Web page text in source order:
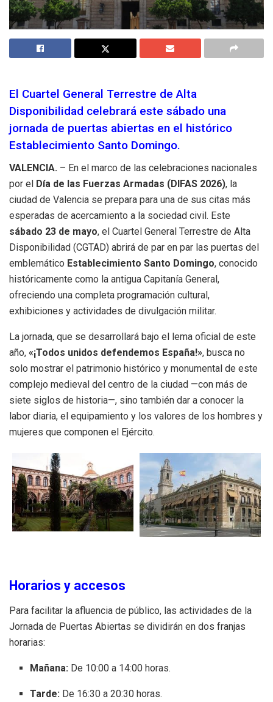
El Cuartel General Terrestre de Alta
Disponibilidad celebrará este sábado una
jornada de puertas abiertas en el histórico
Establecimiento Santo Domingo.
VALENCIA. – En el marco de las celebraciones nacionales
por el Día de las Fuerzas Armadas (DIFAS 2026), la
ciudad de Valencia se prepara para una de sus citas más
esperadas de acercamiento a la sociedad civil. Este
sábado 23 de mayo, el Cuartel General Terrestre de Alta
Disponibilidad (CGTAD) abrirá de par en par las puertas del
emblemático Establecimiento Santo Domingo, conocido
históricamente como la antigua Capitanía General,
ofreciendo una completa programación cultural,
exhibiciones y actividades de divulgación militar.
La jornada, que se desarrollará bajo el lema oficial de este
año, «¡Todos unidos defendemos España!», busca no
solo mostrar el patrimonio histórico y monumental de este
complejo medieval del centro de la ciudad —con más de
siete siglos de historia—, sino también dar a conocer la
labor diaria, el equipamiento y los valores de los hombres y
mujeres que componen el Ejército.
Horarios y accesos
Para facilitar la afluencia de público, las actividades de la
Jornada de Puertas Abiertas se dividirán en dos franjas
horarias:
Mañana: De 10:00 a 14:00 horas.
Tarde: De 16:30 a 20:30 horas.